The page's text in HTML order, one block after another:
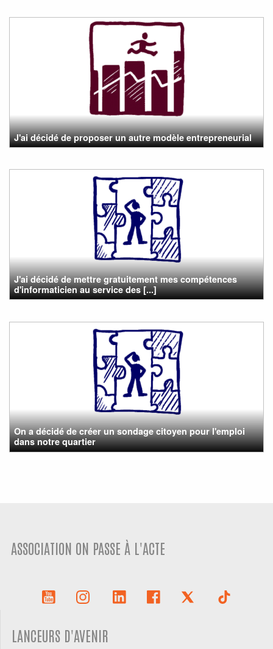
J'ai décidé de proposer un autre modèle entrepreneurial
J'ai décidé de mettre gratuitement mes compétences
d'informaticien au service des [...]
On a décidé de créer un sondage citoyen pour l'emploi
dans notre quartier
ASSOCIATION ON PASSE À L'ACTE
LANCEURS D'AVENIR